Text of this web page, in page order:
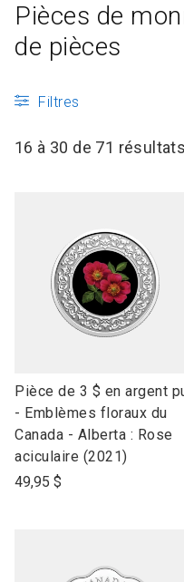
Pièces de
de pièces
Filtres
16 à 30 de 71 résultats
link
to
open
product
name
Pièce de 3 $ en argent
- Emblèmes floraux du
Canada - Alberta : Rose
aciculaire (2021)
49,95 $